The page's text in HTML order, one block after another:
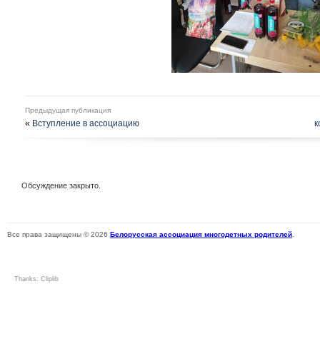
Предыдущая публикация
« Вступление в ассоциацию
Обсуждение закрыто.
Все права защищены © 2026 Белорусская ассоциация многодетных родителей
Thanks: Cliplib